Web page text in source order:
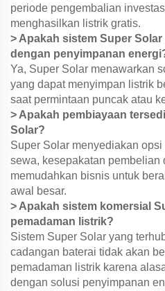
periode pengembalian
menghasilkan listrik gratis.
> Apakah sistem Super
dengan penyimpanan
Ya, Super Solar menawarkan
yang dapat menyimpan listrik
saat permintaan puncak atau
> Apakah pembiayaan
Solar?
Super Solar menyediakan
sewa, kesepakatan pembelian
memudahkan bisnis untuk
awal besar.
> Apakah sistem komersial
pemadaman listrik?
Sistem Super Solar yang
cadangan baterai tidak akan
pemadaman listrik karena
dengan solusi penyimpanan